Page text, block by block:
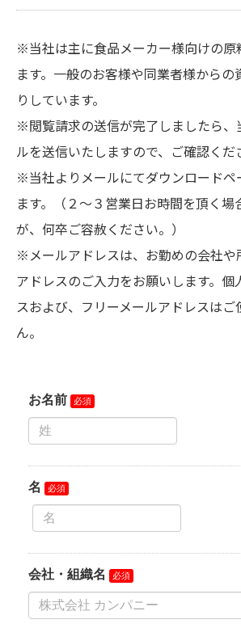
※当社は主に食品メーカー様向けの原
ます。一般のお客様や同業者様からの
りしています。
※閲覧請求の送信が完了しましたら、
ルを送信いたしますので、ご確認くだ
※当社よりメールにてダウンロードペ
ます。（２～３営業日お時間を頂く場
が、何卒ご容赦ください。）
※メールアドレスは、お勤めの会社や
アドレスのご入力をお願いします。個
スおよび、フリーメールアドレスはご
ん。